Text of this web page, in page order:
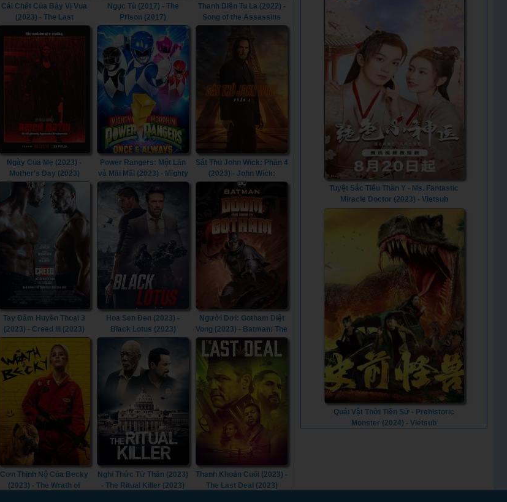
Cái Chết Của Bảy Vị Vua
(2023) - The Last
Must Die (2023)
Ngục Tù (2017) - The
Prison (2017)
Thanh Diện Tu La (2022) -
Song of the Assassins
Ngày Của Mẹ (2023) -
Mother's Day (2023)
Power Rangers: Một Lần
và Mãi Mãi (2023) - Mighty
Morphin Power Rangers:
Once & Always (2023)
Sát Thủ John Wick: Phần 4
(2023) - John Wick:
Chapter 4 (2023)
Tay Đấm Huyền Thoại 3
(2023) - Creed III (2023)
Hoa Sen Đen (2023) -
Black Lotus (2023)
Người Dơi: Gotham Diệt
Vong (2023) - Batman: The
Doom That Came to
Gotham (2023)
Cơn Thịnh Nộ Của Becky
(2023) - The Wrath of
Nghi Thức Tử Thần (2023)
- The Ritual Killer (2023)
Thanh Khoản Cuối (2023) -
The Last Deal (2023)
Tuyệt Sắc Tiểu Thần Y - Ms. Fantastic
Miracle Doctor (2023) - Vietsub
Quái Vật Thời Tiền Sử - Prehistoric
Monster (2024) - Vietsub